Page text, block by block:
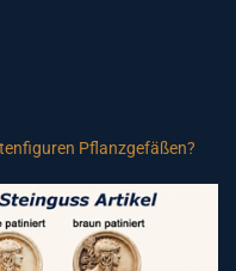
Pflanzgefäßen?